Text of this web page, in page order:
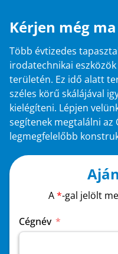
Kérjen még
Több évtizedes
irodatechnikai
területén. Ez idő alatt
széles körű skálájával
kielégíteni. Lépjen
segítenek megtalálni az
legmegfelelőbb
A*-gal jelölt
Cégnév